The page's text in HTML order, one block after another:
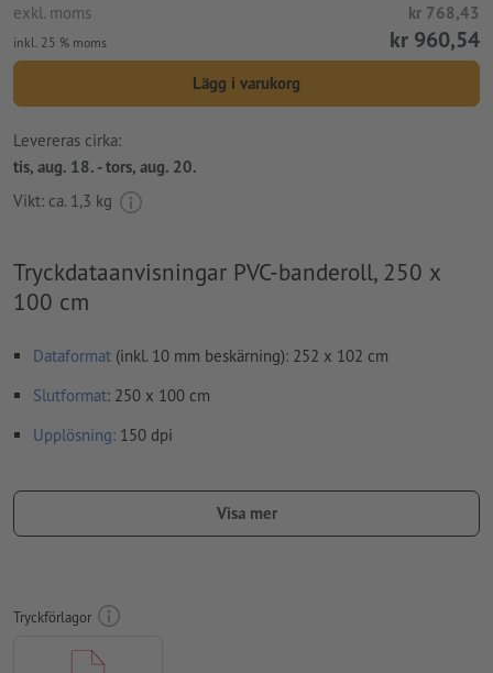
exkl. moms kr 768,43
inkl. 25 % moms kr 960,54
Lägg i varukorg
Levereras cirka:
tis, aug. 18. - tors, aug. 20.
Vikt: ca. 1,3 kg
Tryckdataanvisningar PVC-banderoll, 250 x
100 cm
Dataformat (inkl. 10 mm beskärning): 252 x 102 cm
Slutformat: 250 x 100 cm
Upplösning: 150 dpi
teckensnittmåste våra fullständigt inbäddade eller
färgläge:
CMYK, FOGRA51 (PSO Coated v3)
stavfel och sättningsfel
Visa mer
Tryckförlagor